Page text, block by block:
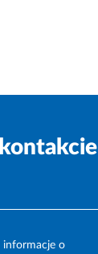
informacje o